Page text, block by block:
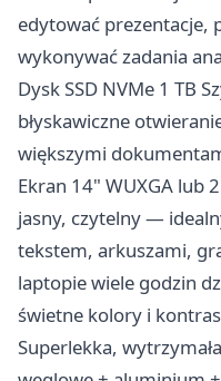
edytować prezentacje,
wykonywać zadania
Dysk SSD NVMe 1 TB
błyskawiczne
większymi
Ekran 14" WUXGA lub
jasny, czytelny —
tekstem, arkuszami,
laptopie wiele godzin
świetne kolory i
Superlekka,